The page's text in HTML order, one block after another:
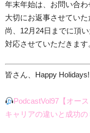
年末年始は、お問い合
大切にお返事させていた
尚、12月24日までに頂
対応させていただきます
皆さん、Happy Holidays!
PodcastVol97【オー
キャリアの違いと成功